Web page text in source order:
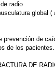
radio
global
prevención de
de los pacientes.
DE